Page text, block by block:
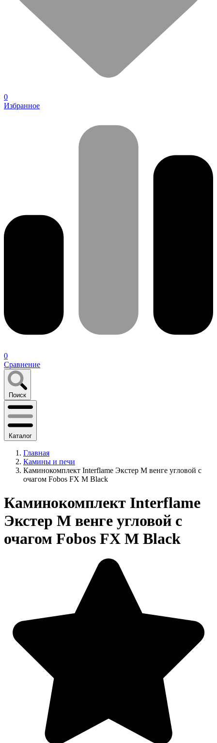
0
Избранное
0
Сравнение
Поиск
Каталог
Главная
Камины и печи
Каминокомплект Interflame Экстер М венге угловой с
очагом Fobos FX M Black
Каминокомплект Interflame
Экстер М венге угловой с
очагом Fobos FX M Black